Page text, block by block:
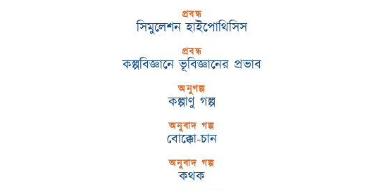
প্রবন্ধ
সিমুলেশন হাইপোথিসিস
প্রবন্ধ
কল্পবিজ্ঞানে ভূবিজ্ঞানের প্রভাব
অনুগল্প
কল্পাণু গল্প
অনুবাদ গল্প
বোক্কো-চান
অনুবাদ গল্প
কথক